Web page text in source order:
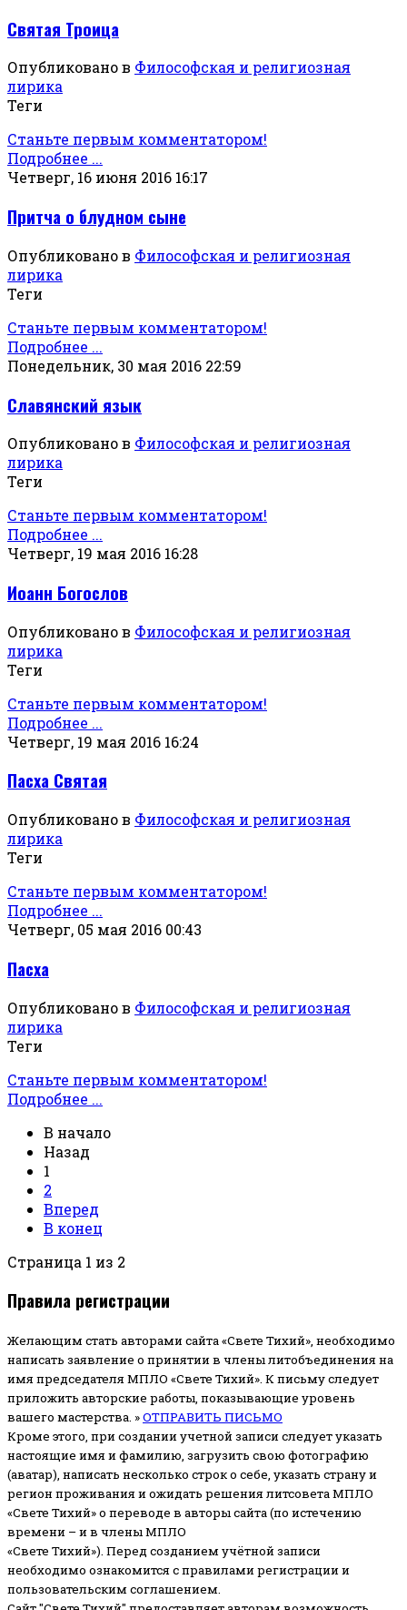
Святая Троица
Опубликовано в Философская и религиозная
лирика
Теги
Станьте первым комментатором!
Подробнее ...
Четверг, 16 июня 2016 16:17
Притча о блудном сыне
Опубликовано в Философская и религиозная
лирика
Теги
Станьте первым комментатором!
Подробнее ...
Понедельник, 30 мая 2016 22:59
Славянский язык
Опубликовано в Философская и религиозная
лирика
Теги
Станьте первым комментатором!
Подробнее ...
Четверг, 19 мая 2016 16:28
Иоанн Богослов
Опубликовано в Философская и религиозная
лирика
Теги
Станьте первым комментатором!
Подробнее ...
Четверг, 19 мая 2016 16:24
Пасха Святая
Опубликовано в Философская и религиозная
лирика
Теги
Станьте первым комментатором!
Подробнее ...
Четверг, 05 мая 2016 00:43
Пасха
Опубликовано в Философская и религиозная
лирика
Теги
Станьте первым комментатором!
Подробнее ...
В начало
Назад
1
2
Вперед
В конец
Страница 1 из 2
Правила регистрации
Желающим стать авторами сайта «Свете Тихий», необходимо
написать заявление о принятии в члены литобъединения на
имя председателя МПЛО «Свете Тихий». К письму следует
приложить авторские работы, показывающие уровень
вашего мастерства. »ОТПРАВИТЬ ПИСЬМО
Кроме этого, при создании учетной записи следует указать
настоящие имя и фамилию, загрузить свою фотографию
(аватар), написать несколько строк о себе, указать страну и
регион проживания и ожидать решения литсовета МПЛО
«Свете Тихий» о переводе в авторы сайта (по истечению
времени – и в члены МПЛО
«Свете Тихий»). Перед созданием учётной записи
необходимо ознакомится с правилами регистрации и
пользовательским соглашением.